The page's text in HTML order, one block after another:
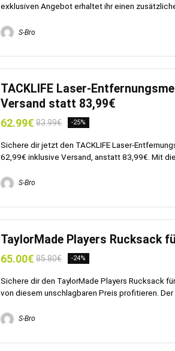
exklusiven Angebot erhaltet ihr einen
S-Bro
TACKLIFE Laser-
Versand statt 83,99€
62.99€ 83.99€ -25%
Sichere dir jetzt den TACKLIFE Laser-
62,99€ inklusive Versand, anstatt 83,99€. Mit
S-Bro
TaylorMade Players Rucksack
65.00€ 85.80€ -24%
Sichere dir den TaylorMade Players Rucksack
von diesem unschlagbaren Preis profitieren. Der ...
S-Bro